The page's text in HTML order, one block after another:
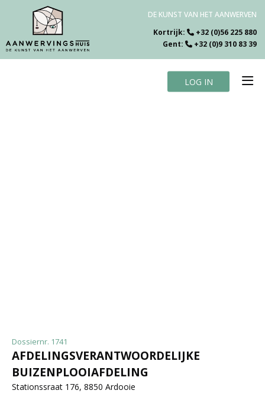
DE KUNST VAN HET AANWERVEN
Kortrijk:
+32 (0)56 225 880
Gent:
+32 (0)9 310 83 39
LOG IN
Dossiernr. 1741
AFDELINGSVERANTWOORDELIJKE
BUIZENPLOOIAFDELING
Stationssraat 176, 8850 Ardooie